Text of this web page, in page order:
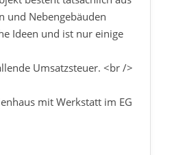
und Nebengebäuden
Ideen und ist nur einige
Umsatzsteuer. <br />
mit Werkstatt im EG